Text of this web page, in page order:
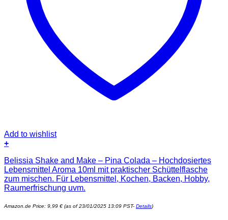
Add to wishlist
+
Belissia Shake and Make – Pina Colada – Hochdosiertes
Lebensmittel Aroma 10ml mit praktischer Schüttelflasche
zum mischen. Für Lebensmittel, Kochen, Backen, Hobby,
Raumerfrischung uvm.
Amazon.de Price: 9,99 € (as of 23/01/2025 13:09 PST- Details)